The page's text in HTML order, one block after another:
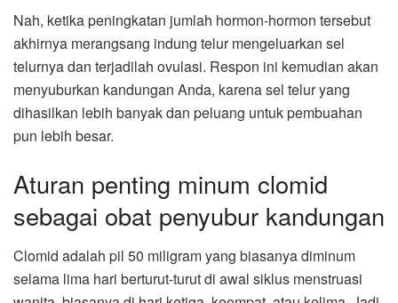
Nah, ketika peningkatan jumlah hormon-hormon tersebut
akhirnya merangsang indung telur mengeluarkan sel
telurnya dan terjadilah ovulasi. Respon ini kemudian akan
menyuburkan kandungan Anda, karena sel telur yang
dihasilkan lebih banyak dan peluang untuk pembuahan
pun lebih besar.
Aturan penting minum clomid
sebagai obat penyubur kandungan
Clomid adalah pil 50 miligram yang biasanya diminum
selama lima hari berturut-turut di awal siklus menstruasi